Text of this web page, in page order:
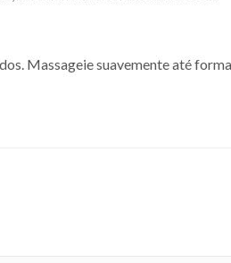
Massageie suavemente até